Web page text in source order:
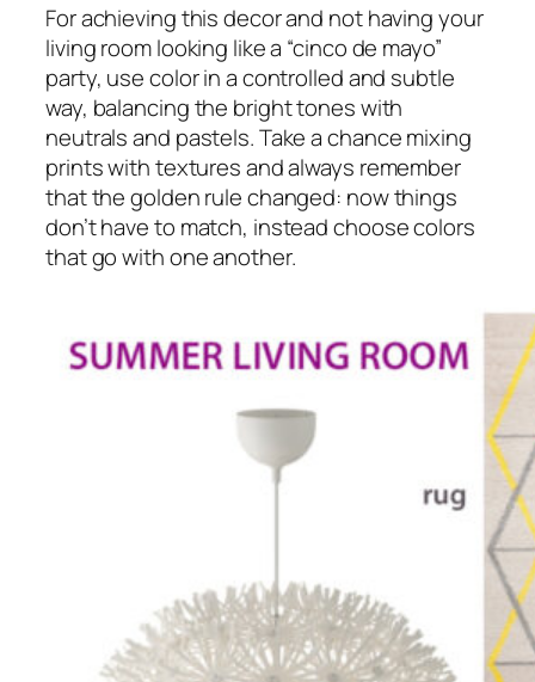
For achieving this decor and not having your
living room looking like a “cinco de mayo”
party, use color in a controlled and subtle
way, balancing the bright tones with
neutrals and pastels. Take a chance mixing
prints with textures and always remember
that the golden rule changed: now things
don’t have to match, instead choose colors
that go with one another.